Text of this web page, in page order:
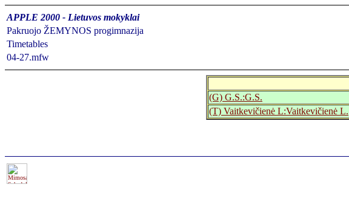
APPLE 2000 - Lietuvos mokyklai
Pakruojo ŽEMYNOS progimnazija
Timetables
04-27.mfw
(G) G.S.:G.S.
(T) Vaitkevičienė L:Vaitkevičienė L.